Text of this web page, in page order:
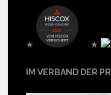
★ ★
IM VERBAND DER